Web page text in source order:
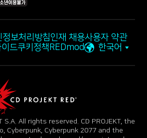
보처리방침인재 채용사용자 약관
드쿠키정책 REDmod 한국어
S.A. All rights reserved. CD PROJEKT, the
Cyberpunk, Cyberpunk 2077 and the